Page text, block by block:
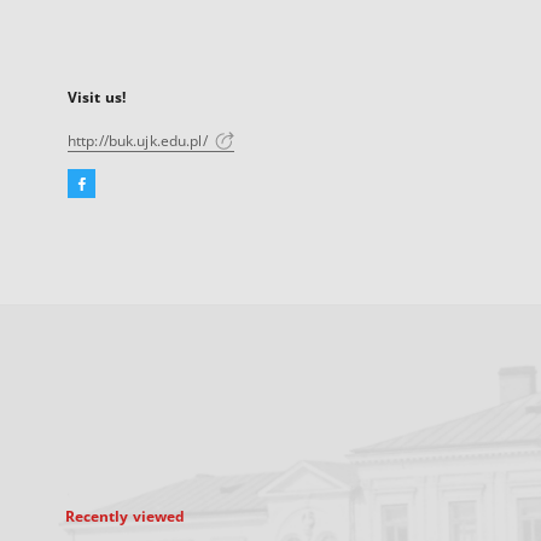
Visit us!
http://buk.ujk.edu.pl/
Facebook
Recently viewed